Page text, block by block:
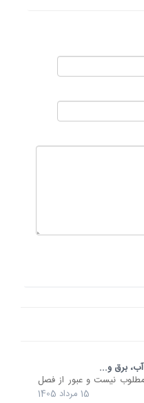
آب، برق و...
مطلوب نیست و عبور از فصل
15 مرداد 1405